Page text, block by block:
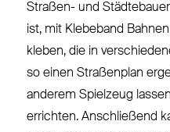
Straßen- und
ist, mit Klebeband
kleben, die in
so einen Straßenplan
anderem Spielzeug
errichten. Anschließend